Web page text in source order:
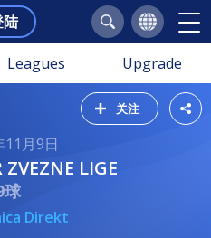
陆
Leagues Upgrade
关注
11月9日
ZVEZNE LIGE
球
Direkt